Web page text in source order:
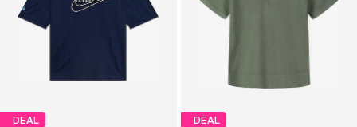
DEAL DEAL